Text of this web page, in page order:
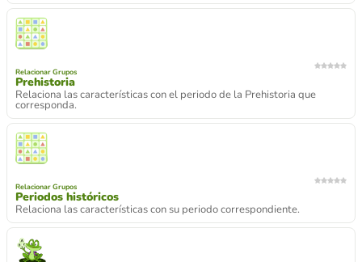
Relacionar Grupos
Prehistoria
Relaciona las características con el periodo de la Prehistoria que
corresponda.
Relacionar Grupos
Periodos históricos
Relaciona las características con su periodo correspondiente.